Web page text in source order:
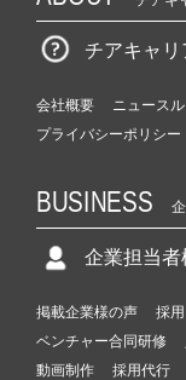
チアキャリ
会社概要 ニュース
プライバシーポリシー
BUSINESS
企業担当者
掲載企業様の声 採
ベンチャー合同研修
動画制作
採用代行